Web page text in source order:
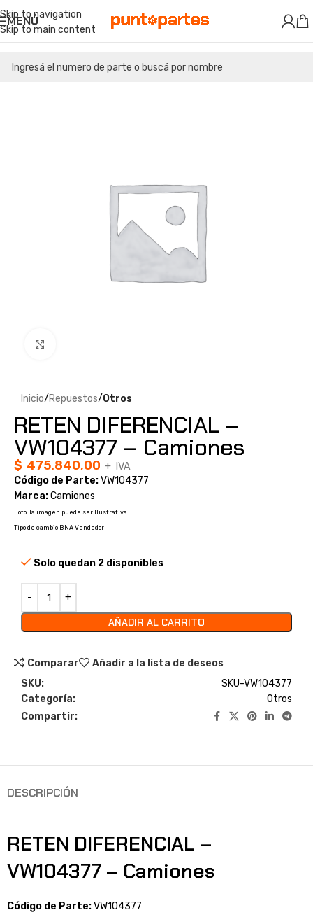
Skip to navigation
Skip to main content
MENÚ
Inicio Repuestos Otros
RETEN DIFERENCIAL –
VW104377 – Camiones
$ 475.840,00 + IVA
Código de Parte:VW104377
Marca:Camiones
Foto: la imagen puede ser Ilustrativa.
Tipo de cambio BNA Vendedor
Solo quedan 2 disponibles
AÑADIR AL CARRITO
Comparar
Añadir a la lista de deseos
SKU:
SKU-VW104377
Categoría:
Otros
Compartir:
DESCRIPCIÓN
RETEN DIFERENCIAL –
VW104377 – Camiones
Código de Parte:VW104377